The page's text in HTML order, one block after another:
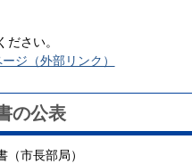
さい。
ジ（外部リンク）
の公表
市長部局）